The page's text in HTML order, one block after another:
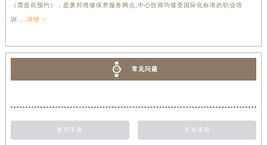
（需提前预约），是萧邦维修保养服务网点,中心技师均接受国际化标准的职业培
训.... 详情 >
常见问题
萧邦手表 手表保养